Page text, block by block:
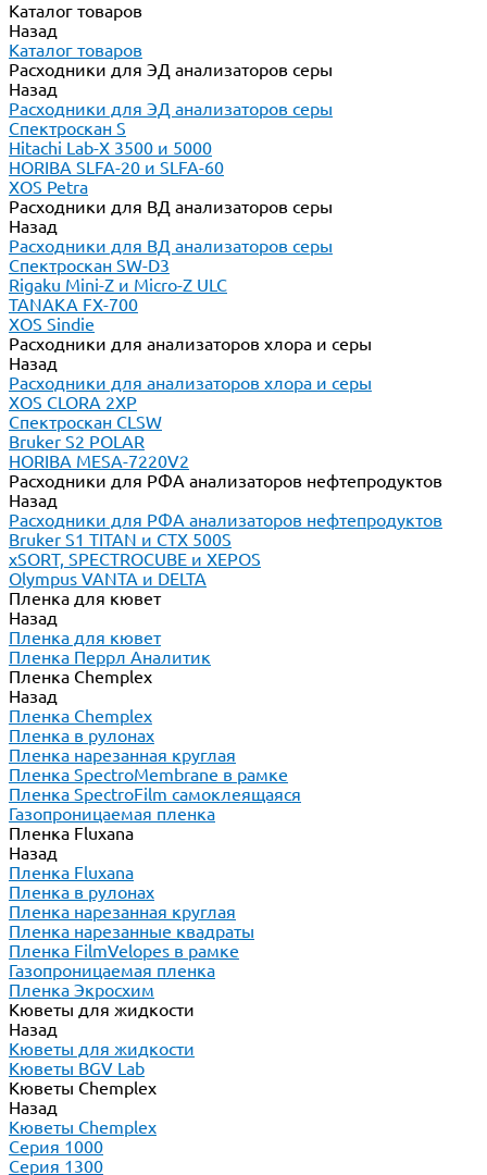
Каталог товаров
Назад
Каталог товаров
Расходники для ЭД анализаторов серы
Назад
Расходники для ЭД анализаторов серы
Спектроскан S
Hitachi Lab-X 3500 и 5000
HORIBA SLFA-20 и SLFA-60
XOS Petra
Расходники для ВД анализаторов серы
Назад
Расходники для ВД анализаторов серы
Спектроскан SW-D3
Rigaku Mini-Z и Micro-Z ULC
TANAKA FX-700
XOS Sindie
Расходники для анализаторов хлора и серы
Назад
Расходники для анализаторов хлора и серы
XOS CLORA 2XP
Спектроскан CLSW
Bruker S2 POLAR
HORIBA MESA-7220V2
Расходники для РФА анализаторов нефтепродуктов
Назад
Расходники для РФА анализаторов нефтепродуктов
Bruker S1 TITAN и CTX 500S
xSORT, SPECTROCUBE и XEPOS
Olympus VANTA и DELTA
Пленка для кювет
Назад
Пленка для кювет
Пленка Перрл Аналитик
Пленка Chemplex
Назад
Пленка Chemplex
Пленка в рулонах
Пленка нарезанная круглая
Пленка SpectroMembrane в рамке
Пленка SpectroFilm самоклеящаяся
Газопроницаемая пленка
Пленка Fluxana
Назад
Пленка Fluxana
Пленка в рулонах
Пленка нарезанная круглая
Пленка нарезанные квадраты
Пленка FilmVelopes в рамке
Газопроницаемая пленка
Пленка Экросхим
Кюветы для жидкости
Назад
Кюветы для жидкости
Кюветы BGV Lab
Кюветы Chemplex
Назад
Кюветы Chemplex
Серия 1000
Серия 1300